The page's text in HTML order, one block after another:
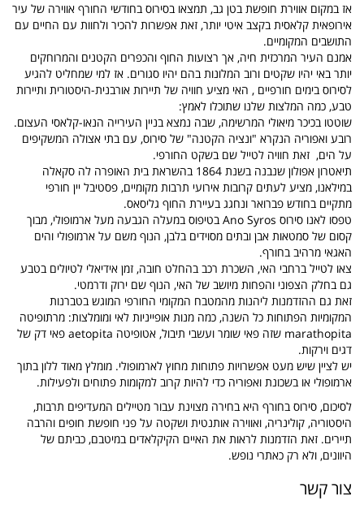
אז במקום אווירת חופשת בטן גב, תמצאו בסירוס בחודשי החורף אווירה של עיר
אירופאית קלאסית בקצב איטי יותר, זאת אפשרות להכיר ולחוות עם החיים עם
התושבים המקומיים.
אמנם העיר המרכזית חיה, אך רצועות החוף והכפרים הקטנים והמרוחקים
יותר באי יהיו שקטים ורוב המלונות בהם יהיו סגורים. אז למי שמחליט להגיע
לסירוס בימים חורפיים , האי מציע חוויה של תיירות אורבנית-היסטורית ותיירות
טבע, כמה המלצות שלנו שתוכלו לאמץ:
שוטטו בכיכר מיאולי המרשימה, שבה נמצא בניין העירייה הנאו-קלאסי העצום.
רובע ואפוריה הנקרא "ונציה הקטנה" של סירוס, עם בתי אצולה המשקיפים
על הים, זאת חוויה לטייל שם בשקט החורפי.
תיאטרון אפולון שנבנה בשנת 1864 בהשראת בית האופרה לה סקאלה
במילאנו, מציע לעתים קרובות אירועי תרבות מקומיים, פסטיבל יין חורפי
מתקיים בחודש פברואר ונחגג בעיירת החוף גליסאס.
טפסו לאנו סירוס Ano Syros בטיפוס במעלה הגבעה מעל ארמופולי, מבוך
קסום של סמטאות אבן ובתים מסוידים בלבן, הנוף משם על ארמופולי והים
האגאי מרהיב בחורף.
צאו לטייל ברחבי האי, השכרת רכב בהחלט חובה, זמן אידיאלי לטיולים בטבע
גם בחלק הצפוני והפחות מיושב של האי, הנוף שם ירוק ודרמטי.
זאת גם ההזדמנות ליהנות מהמטבח המקומי החורפי המוגש בטברנות
המקומיות הפתוחות כל השנה, כמה מנות אופייניות לאי ומומלצות: מרתופיטה
marathopita שזה פאי שומר ועשבי תיבול,
אטופיטה aetopita פאי דק של
דגים וירקות.
יש לציין שיש מעט אפשרויות פתוחות מחוץ לארמופולי. מומלץ מאוד ללון בתוך
ארמופולי או בשכונת ואפוריה כדי להיות קרוב למקומות פתוחים ולפעילות.
לסיכום, סירוס בחורף היא בחירה מצוינת עבור מטיילים המעדיפים תרבות,
היסטוריה, קולינריה, ואווירה אותנטית ושקטה על פני חופשת חופים והרבה
תיירים. זאת הזדמנות לראות את האיים הקיקלאדים במיטבם, כביתם של
היוונים, ולא רק כאתרי נופש.
צור קשר